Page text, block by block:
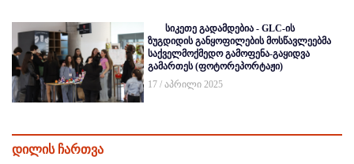
სიკეთე გადამდებია - GLC-ის
ზუგდიდის განყოფილების მოსწავლეებმა
საქველმოქმედო გამოფენა-გაყიდვა
გამართეს (ფოტორეპორტაჟი)
17 / აპრილი 2025
დილის ჩართვა